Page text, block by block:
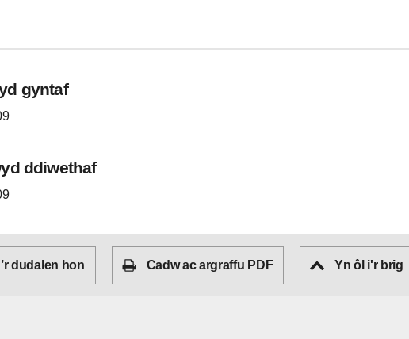
gyntaf
ddiwethaf
dudalen hon Cadw ac argraffu PDF Yn ôl i'r brig